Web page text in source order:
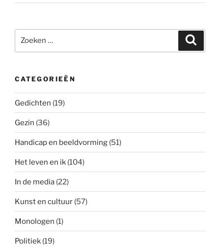
naar:
CATEGORIEËN
Gedichten (19)
Gezin (36)
Handicap en beeldvorming (51)
Het leven en ik (104)
In de media (22)
Kunst en cultuur (57)
Monologen (1)
Politiek (19)